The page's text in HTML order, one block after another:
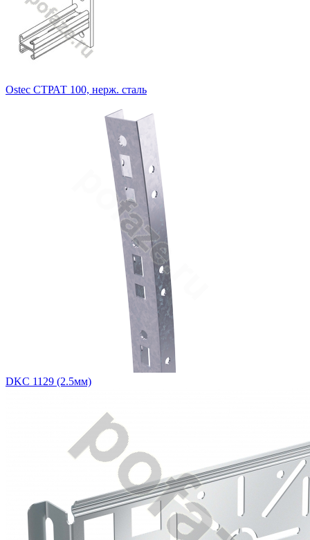
Ostec СТРАТ 100, нерж. сталь
DKC 1129 (2.5мм)